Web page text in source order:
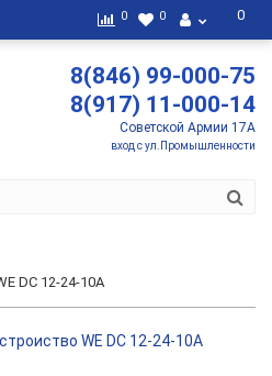
0
0 0
8(846) 99-000-75
8(917) 11-000-14
Советской Армии 17А
вход с ул.Промышленности
DC 12-24-10А